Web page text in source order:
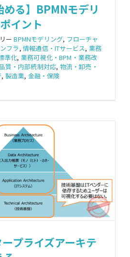
める】BPMNモデリ
イント
ーBPMNモデリング, フローチャ
フラ,情報通信・ITサービス, 業務
準化, 業務可視化・BPM・業務改
質・内部統制対応, 物流・卸売・
, 製造業, 金融・保険
プライズアーキテ